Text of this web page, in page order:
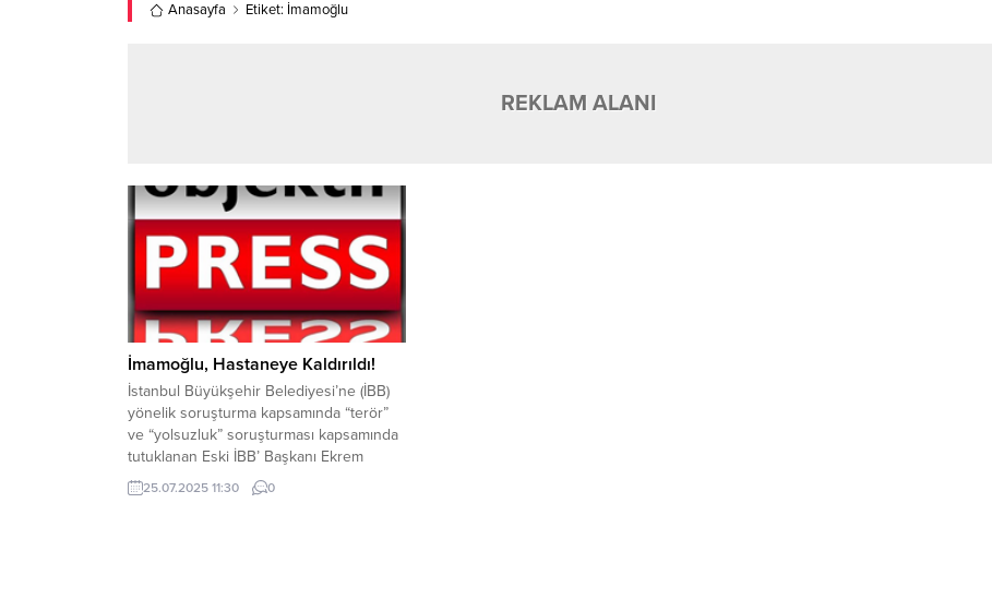
Anasayfa Etiket: İmamoğlu
REKLAM ALANI
İmamoğlu, Hastaneye Kaldırıldı!
İstanbul Büyükşehir Belediyesi’ne (İBB)
yönelik soruşturma kapsamında “terör”
ve “yolsuzluk” soruşturması kapsamında
tutuklanan Eski İBB’ Başkanı Ekrem
İmamoğlu, hastaneye kaldırıldı. Bel ağrısı
şikayeti ile hastaneye kaldırılan
25.07.2025 11:30 0